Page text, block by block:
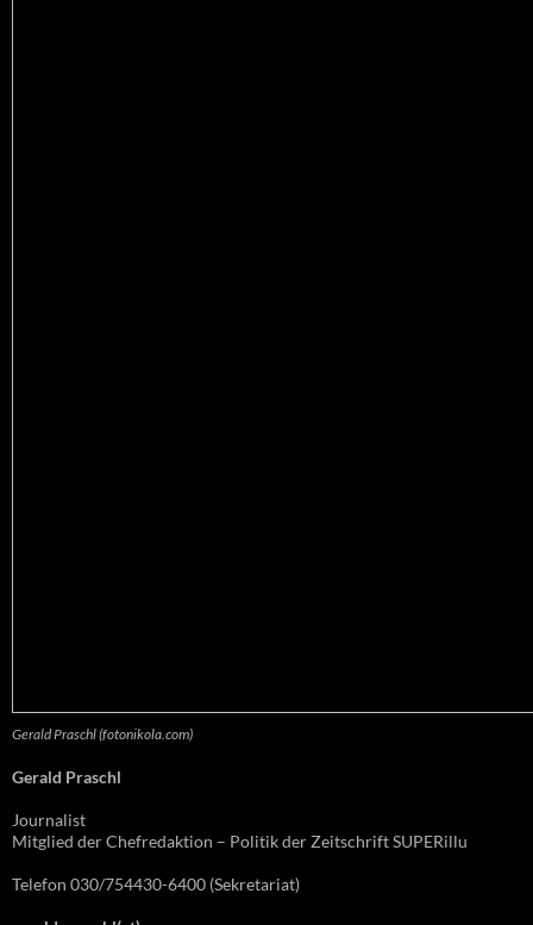
Gerald Praschl (fotonikola.com)
Gerald Praschl
Journalist
Mitglied der Chefredaktion – Politik der Zeitschrift SUPERillu
Telefon 030/754430-6400 (Sekretariat)